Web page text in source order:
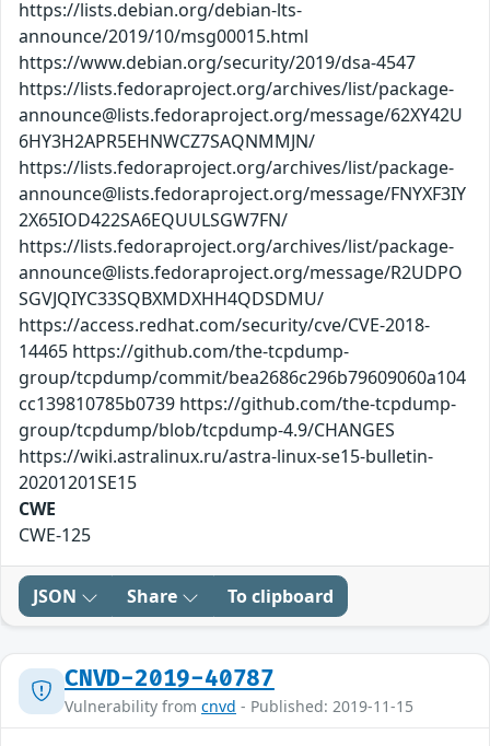
https://lists.debian.org/debian-lts-
announce/2019/10/msg00015.html
https://www.debian.org/security/2019/dsa-4547
https://lists.fedoraproject.org/archives/list/package-
announce@lists.fedoraproject.org/message/62XY42U
6HY3H2APR5EHNWCZ7SAQNMMJN/
https://lists.fedoraproject.org/archives/list/package-
announce@lists.fedoraproject.org/message/FNYXF3IY
2X65IOD422SA6EQUULSGW7FN/
https://lists.fedoraproject.org/archives/list/package-
announce@lists.fedoraproject.org/message/R2UDPO
SGVJQIYC33SQBXMDXHH4QDSDMU/
https://access.redhat.com/security/cve/CVE-2018-
14465 https://github.com/the-tcpdump-
group/tcpdump/commit/bea2686c296b79609060a104
cc139810785b0739 https://github.com/the-tcpdump-
group/tcpdump/blob/tcpdump-4.9/CHANGES
https://wiki.astralinux.ru/astra-linux-se15-bulletin-
20201201SE15
CWE
CWE-125
JSON Share To clipboard
CNVD-2019-40787
Vulnerability from cnvd - Published: 2019-11-15